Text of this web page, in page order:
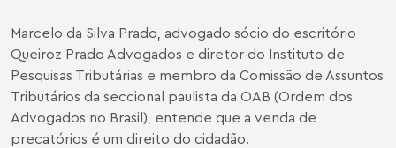
Marcelo da Silva Prado, advogado sócio do escritório
Queiroz Prado Advogados e diretor do Instituto de
Pesquisas Tributárias e membro da Comissão de Assuntos
Tributários da seccional paulista da OAB (Ordem dos
Advogados no Brasil), entende que a venda de
precatórios é um direito do cidadão.